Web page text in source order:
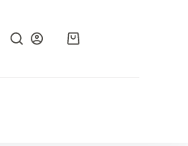
Warenkorb